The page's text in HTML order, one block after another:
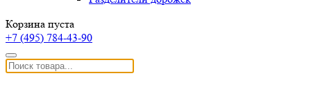
Корзина пуста
+7 (495) 784-43-90